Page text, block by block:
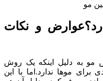
و نکات
مو به دلیل اینکه یک روش
موها ندارد.اما با این